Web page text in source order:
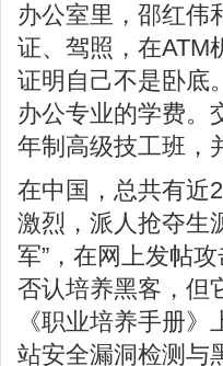
办公室里，邵红伟
证、驾照，在ATM
证明自己不是卧底
办公专业的学费。
年制高级技工班，
在中国，总共有近
激烈，派人抢夺生
军”，在网上发帖
否认培养黑客，但
《职业培养手册
站安全漏洞检测与